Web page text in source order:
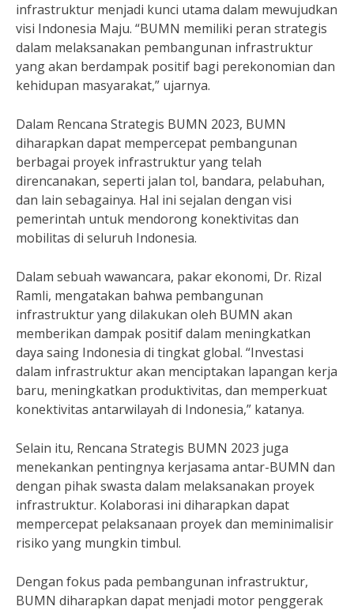
infrastruktur menjadi kunci utama dalam mewujudkan
visi Indonesia Maju. “BUMN memiliki peran strategis
dalam melaksanakan pembangunan infrastruktur
yang akan berdampak positif bagi perekonomian dan
kehidupan masyarakat,” ujarnya.
Dalam Rencana Strategis BUMN 2023, BUMN
diharapkan dapat mempercepat pembangunan
berbagai proyek infrastruktur yang telah
direncanakan, seperti jalan tol, bandara, pelabuhan,
dan lain sebagainya. Hal ini sejalan dengan visi
pemerintah untuk mendorong konektivitas dan
mobilitas di seluruh Indonesia.
Dalam sebuah wawancara, pakar ekonomi, Dr. Rizal
Ramli, mengatakan bahwa pembangunan
infrastruktur yang dilakukan oleh BUMN akan
memberikan dampak positif dalam meningkatkan
daya saing Indonesia di tingkat global. “Investasi
dalam infrastruktur akan menciptakan lapangan kerja
baru, meningkatkan produktivitas, dan memperkuat
konektivitas antarwilayah di Indonesia,” katanya.
Selain itu, Rencana Strategis BUMN 2023 juga
menekankan pentingnya kerjasama antar-BUMN dan
dengan pihak swasta dalam melaksanakan proyek
infrastruktur. Kolaborasi ini diharapkan dapat
mempercepat pelaksanaan proyek dan meminimalisir
risiko yang mungkin timbul.
Dengan fokus pada pembangunan infrastruktur,
BUMN diharapkan dapat menjadi motor penggerak